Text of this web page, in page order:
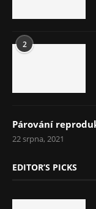
2
Párování
22 srpna, 2021
EDITOR’S PICKS